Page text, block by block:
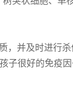
并及时进行杀
子很好的免疫